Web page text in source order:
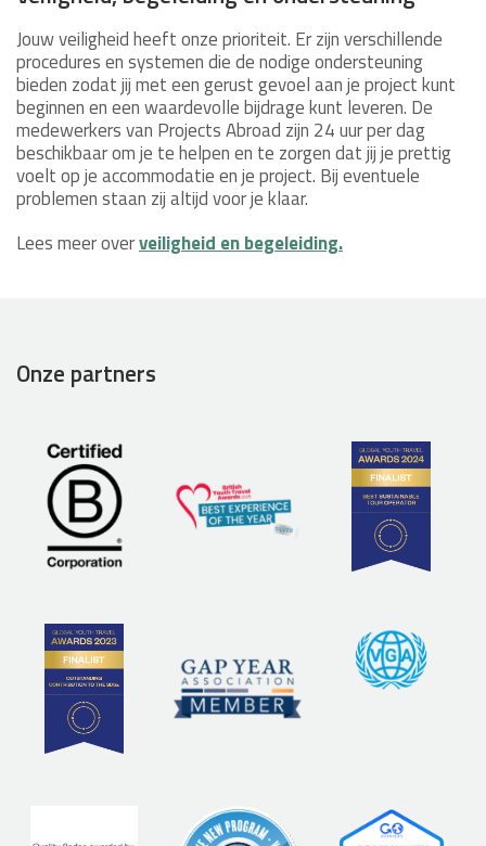
Jouw veiligheid heeft onze prioriteit. Er zijn verschillende
procedures en systemen die de nodige ondersteuning
bieden zodat jij met een gerust gevoel aan je project kunt
beginnen en een waardevolle bijdrage kunt leveren. De
medewerkers van Projects Abroad zijn 24 uur per dag
beschikbaar om je te helpen en te zorgen dat jij je prettig
voelt op je accommodatie en je project. Bij eventuele
problemen staan zij altijd voor je klaar.
Lees meer overveiligheid en begeleiding.
Onze partners